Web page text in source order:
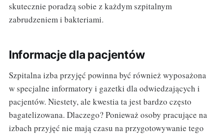
skutecznie poradzą sobie z każdym szpitalnym
zabrudzeniem i bakteriami.
Informacje dla pacjentów
Szpitalna izba przyjęć powinna być również wyposażona
w specjalne informatory i gazetki dla odwiedzających i
pacjentów. Niestety, ale kwestia ta jest bardzo często
bagatelizowana. Dlaczego? Ponieważ osoby pracujące na
izbach przyjęć nie mają czasu na przygotowywanie tego